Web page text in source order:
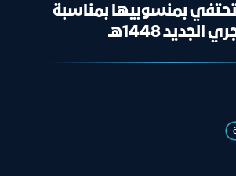
بمنسوبيها بمناسبة
1448هـ